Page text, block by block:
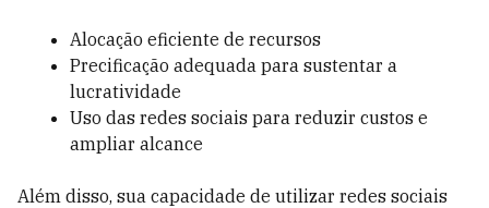
Alocação eficiente de recursos
Precificação adequada para sustentar a
lucratividade
Uso das redes sociais para reduzir custos e
ampliar alcance
Além disso, sua capacidade de utilizar redes sociais